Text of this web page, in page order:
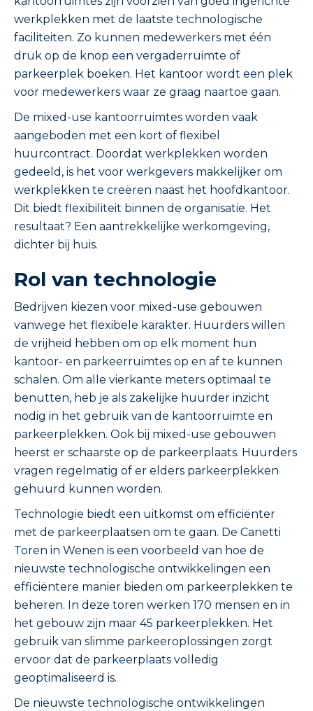
werkplekken met de laatste technologische
faciliteiten. Zo kunnen medewerkers met één
druk op de knop een vergaderruimte of
parkeerplek boeken. Het kantoor wordt een plek
voor medewerkers waar ze graag naartoe gaan.
De mixed-use kantoorruimtes worden vaak
aangeboden met een kort of flexibel
huurcontract. Doordat werkplekken worden
gedeeld, is het voor werkgevers makkelijker om
werkplekken te creëren naast het hoofdkantoor.
Dit biedt flexibiliteit binnen de organisatie. Het
resultaat? Een aantrekkelijke werkomgeving,
dichter bij huis.
Rol van technologie
Bedrijven kiezen voor mixed-use gebouwen
vanwege het flexibele karakter. Huurders willen
de vrijheid hebben om op elk moment hun
kantoor- en parkeerruimtes op en af te kunnen
schalen. Om alle vierkante meters optimaal te
benutten, heb je als zakelijke huurder inzicht
nodig in het gebruik van de kantoorruimte en
parkeerplekken. Ook bij mixed-use gebouwen
heerst er schaarste op de parkeerplaats. Huurders
vragen regelmatig of er elders parkeerplekken
gehuurd kunnen worden.
Technologie biedt een uitkomst om efficiënter
met de parkeerplaatsen om te gaan. De Canetti
Toren in Wenen is een voorbeeld van hoe de
nieuwste technologische ontwikkelingen een
efficiëntere manier bieden om parkeerplekken te
beheren. In deze toren werken 170 mensen en in
het gebouw zijn maar 45 parkeerplekken. Het
gebruik van slimme parkeeroplossingen zorgt
ervoor dat de parkeerplaats volledig
geoptimaliseerd is.
De nieuwste technologische ontwikkelingen